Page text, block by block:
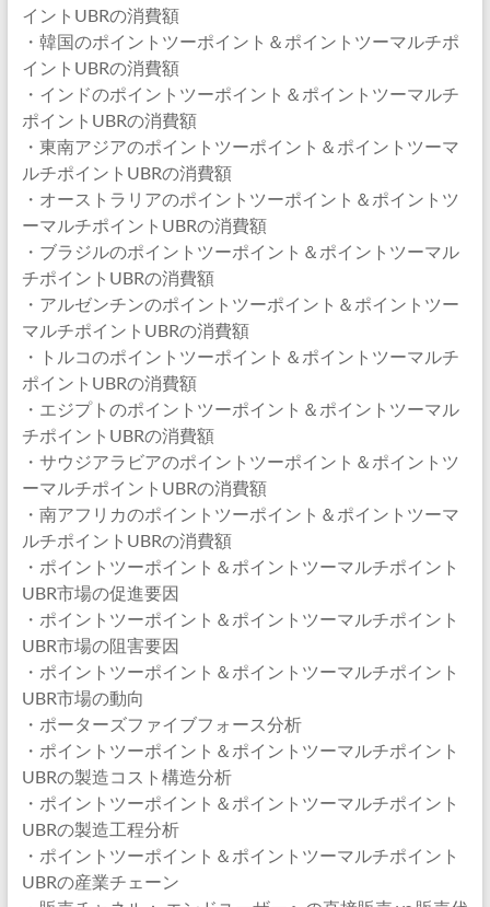
イントUBRの消費額
・韓国のポイントツーポイント＆ポイントツーマルチポ
イントUBRの消費額
・インドのポイントツーポイント＆ポイントツーマルチ
ポイントUBRの消費額
・東南アジアのポイントツーポイント＆ポイントツーマ
ルチポイントUBRの消費額
・オーストラリアのポイントツーポイント＆ポイントツ
ーマルチポイントUBRの消費額
・ブラジルのポイントツーポイント＆ポイントツーマル
チポイントUBRの消費額
・アルゼンチンのポイントツーポイント＆ポイントツー
マルチポイントUBRの消費額
・トルコのポイントツーポイント＆ポイントツーマルチ
ポイントUBRの消費額
・エジプトのポイントツーポイント＆ポイントツーマル
チポイントUBRの消費額
・サウジアラビアのポイントツーポイント＆ポイントツ
ーマルチポイントUBRの消費額
・南アフリカのポイントツーポイント＆ポイントツーマ
ルチポイントUBRの消費額
・ポイントツーポイント＆ポイントツーマルチポイント
UBR市場の促進要因
・ポイントツーポイント＆ポイントツーマルチポイント
UBR市場の阻害要因
・ポイントツーポイント＆ポイントツーマルチポイント
UBR市場の動向
・ポーターズファイブフォース分析
・ポイントツーポイント＆ポイントツーマルチポイント
UBRの製造コスト構造分析
・ポイントツーポイント＆ポイントツーマルチポイント
UBRの製造工程分析
・ポイントツーポイント＆ポイントツーマルチポイント
UBRの産業チェーン